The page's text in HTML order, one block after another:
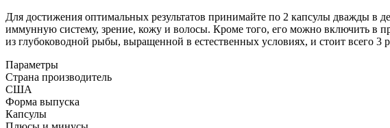
Для достижения оптимальных результатов принимайте по 2 капсулы дважды в
иммунную систему, зрение, кожу и волосы. Кроме того, его можно включить в
из глубоководной рыбы, выращенной в естественных условиях, и стоит всего 3
Параметры
Страна производитель
США
Форма выпуска
Капсулы